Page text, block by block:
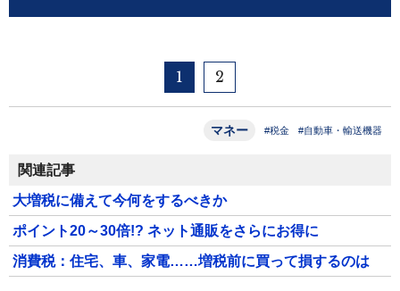
1 2
マネー #税金 #自動車・輸送機器
関連記事
大増税に備えて今何をするべきか
ポイント20～30倍!? ネット通販をさらにお得に
消費税：住宅、車、家電……増税前に買って損するのは